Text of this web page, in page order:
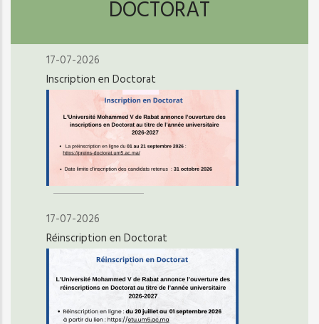
DOCTORAT
17-07-2026
Inscription en Doctorat
17-07-2026
Réinscription en Doctorat